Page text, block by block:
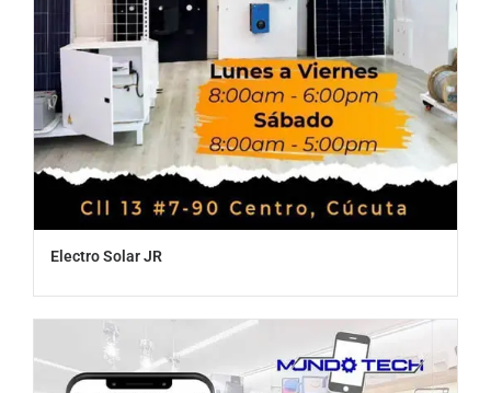
Electro Solar JR